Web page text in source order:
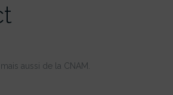
aussi de la CNAM.